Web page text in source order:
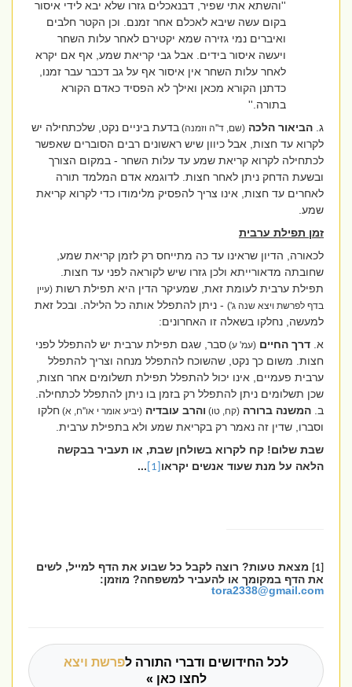
''והשתא אתי שפיר, דבנאכלים גזרו שלא יבא לידי איסור
בקום עשה שיבא לאכלם אחר זמנם. וכן הקטר חלבים
ואיברים נמי גזירה שמא יקטירם לאחר עלות השחר
ויעשה איסור בידים. אבל גבי קריאת שמע, אף אם יקרא
לאחר עלות השחר אין איסור אף על גב דכבר עבר זמנו,
כדתנן הקורא מכאן ואילך לא הפסיד כאדם הקורא
בתורה.''
הביאור הלכה (שם, ד''ה וזמנה)בדעת ביניים נקט, שלכתחילה יש
לקרוא עד חצות, אבל כיוון שיש ראשונים רבים הסוברים שאפשר
לכתחילה לקרוא קריאת שמע עד עלות השחר - במקום הצורך
ובשעת הדחק ניתן לאחר חצות. לדוגמא אדם המלמד תורה
לאחרים עד חצות, אינו צריך להפסיק מלימודו כדי לקרוא קריאת
שמע.
זמן תפילת ערבית
לכאורה, הדיון שראינו עד כה מתייחס רק לזמן קריאת שמע,
שחובתה מדאורייתא ולכן גזרו שיש לקוראה לפני עד חצות.
תפילת ערבית לעומת זאת, שמעיקר הדין היא תפילת רשות(עיין
בדף לפרשת ויצא שנה ג') - ניתן להתפלל אותה כל הלילה. ובכל זאת
למעשה, נחלקו בשאלה זו האחרונים:
א.דרך החיים (עמ' ע) סבר, שגם תפילת ערבית יש להתפלל לפני
חצות. משום כך נקט, שהשוכח להתפלל מנחה וצריך להתפלל
ערבית פעמיים, אינו יכול להתפלל תפילת תשלומים אחר חצות,
שכן תשלומים ניתן להתפלל רק בזמן בו ניתן להתפלל לכתחילה.
ב.המשנה ברורה (קח, טו) והרב עובדיה (יביע אומר י או''ח, א) חלקו
וסברו, שדין זה נאמר רק בקריאת שמע ולא בתפילת ערבית.
שבת שלום! קח לקרוא בשולחן שבת, או תעביר בבקשה
הלאה על מנת שעוד אנשים יקראו[1]
...
מצאת טעות? רוצה לקבל כל שבוע את הדף למייל, לשים
את הדף במקומך או להעביר למשפחה? מוזמן:
tora2338@gmail.com
לכל החידושים ודברי התורה לפרשת ויצא
לחצו כאן »